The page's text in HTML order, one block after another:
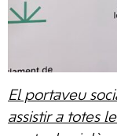
El portaveu
assistir a totes